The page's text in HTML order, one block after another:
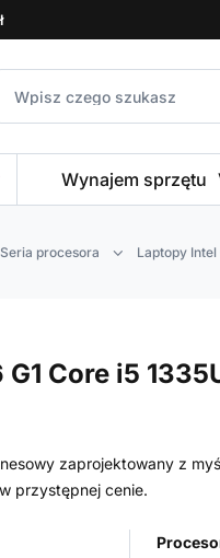
Wynajem sprzętu
Seria procesora Laptopy
Core i5
zaprojektowany z
przystępnej cenie.